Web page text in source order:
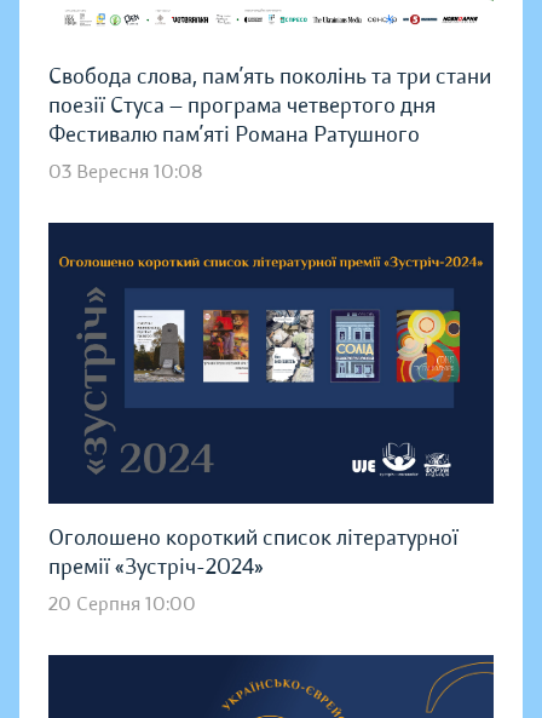
Свобода слова, пам’ять поколінь та три стани
поезії Стуса — програма четвертого дня
Фестивалю пам’яті Романа Ратушного
03 Вересня 10:08
Оголошено короткий список літературної
премії «Зустріч-2024»
20 Серпня 10:00